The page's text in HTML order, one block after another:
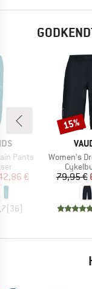
Pants
pris
€
(36)
Artikel
Women's
79,95 €
Rabat
15%